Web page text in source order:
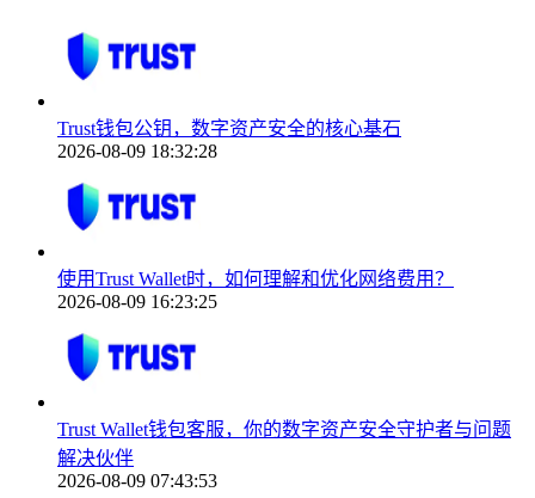
Trust钱包公钥，数字资产安全的核心基石
2026-08-09 18:32:28
使用Trust Wallet时，如何理解和优化网络费用？
2026-08-09 16:23:25
Trust Wallet钱包客服，你的数字资产安全守护者与问题
解决伙伴
2026-08-09 07:43:53